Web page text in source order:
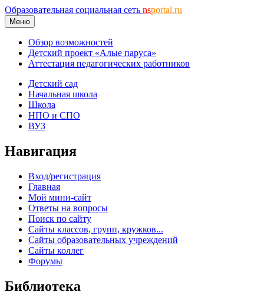
Образовательная социальная сеть nsportal.ru
Меню
Обзор возможностей
Детский проект «Алые паруса»
Аттестация педагогических работников
Детский сад
Начальная школа
Школа
НПО и СПО
ВУЗ
Навигация
Вход/регистрация
Главная
Мой мини-сайт
Ответы на вопросы
Поиск по сайту
Сайты классов, групп, кружков...
Сайты образовательных учреждений
Сайты коллег
Форумы
Библиотека